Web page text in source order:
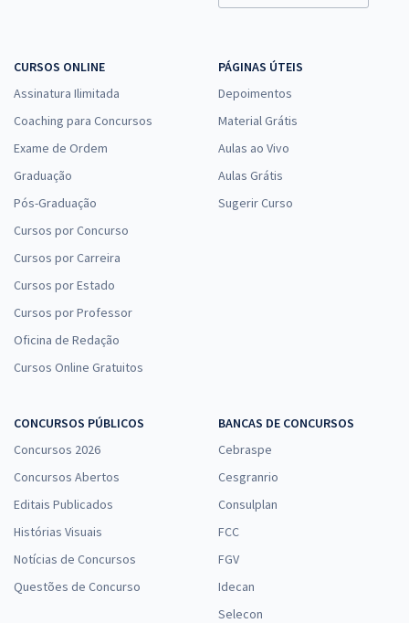
CURSOS ONLINE
Assinatura Ilimitada
Coaching para Concursos
Exame de Ordem
Graduação
Pós-Graduação
Cursos por Concurso
Cursos por Carreira
Cursos por Estado
Cursos por Professor
Oficina de Redação
Cursos Online Gratuitos
PÁGINAS ÚTEIS
Depoimentos
Material Grátis
Aulas ao Vivo
Aulas Grátis
Sugerir Curso
CONCURSOS PÚBLICOS
Concursos 2026
Concursos Abertos
Editais Publicados
Histórias Visuais
Notícias de Concursos
Questões de Concurso
BANCAS DE CONCURSOS
Cebraspe
Cesgranrio
Consulplan
FCC
FGV
Idecan
Selecon